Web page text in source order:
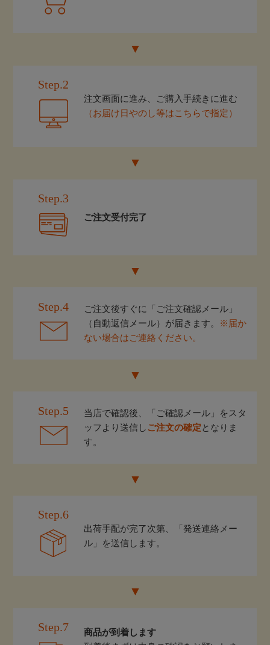
Step.2
注文画面に進み、ご購入手続きに進む
（お届け日やのし等はこちらで指定）
Step.3
ご注文受付完了
Step.4
ご注文後すぐに「ご注文確認メール」
（自動返信メール）が届きます。
※届か
ない場合はご連絡ください。
Step.5
当店で確認後、「ご確認メール」をスタ
ッフより送信し ご注文の確定となりま
す。
Step.6
出荷手配が完了次第、「発送連絡メー
ル」を送信します。
Step.7
商品が到着します